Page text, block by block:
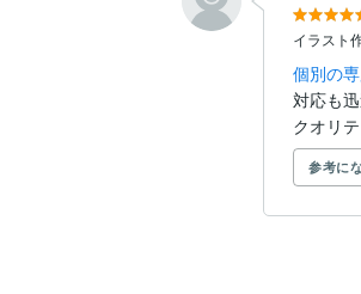
イラスト
個別の
対応も
クオリ
参考に